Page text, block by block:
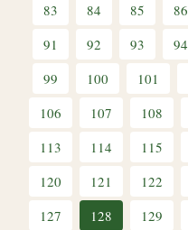
83
84 85 86
91
92 93 94
99
100 101
106
107 108
113
114 115
120
121 122
127
128 129